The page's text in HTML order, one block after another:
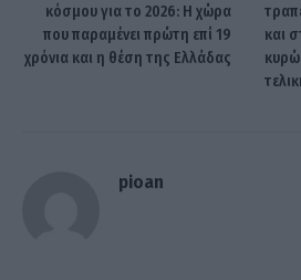
κόσμου για το 2026: Η χώρα
που παραμένει πρώτη επί 19
χρόνια και η θέση της Ελλάδας
και
pioan